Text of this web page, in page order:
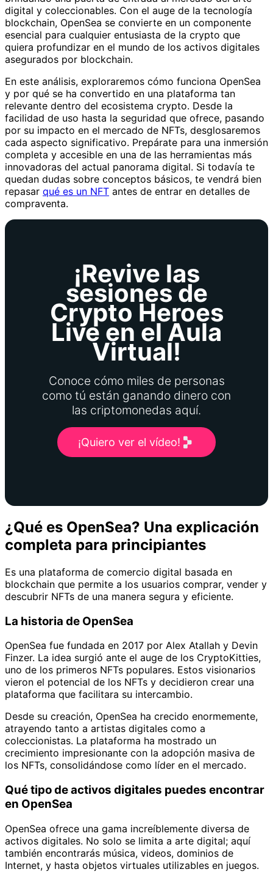
digital y coleccionables. Con el auge de la tecnología
blockchain, OpenSea se convierte en un componente
esencial para cualquier entusiasta de la crypto que
quiera profundizar en el mundo de los activos digitales
asegurados por blockchain.
En este análisis, exploraremos cómo funciona OpenSea
y por qué se ha convertido en una plataforma tan
relevante dentro del ecosistema crypto. Desde la
facilidad de uso hasta la seguridad que ofrece, pasando
por su impacto en el mercado de NFTs, desglosaremos
cada aspecto significativo. Prepárate para una inmersión
completa y accesible en una de las herramientas más
innovadoras del actual panorama digital. Si todavía te
quedan dudas sobre conceptos básicos, te vendrá bien
repasar qué es un NFT antes de entrar en detalles de
compraventa.
¡Revive las
sesiones de
Crypto Heroes
Live en el Aula
Virtual!
Conoce cómo miles de personas
como tú están ganando dinero con
las criptomonedas aquí.
¡Quiero ver el vídeo!
¿Qué es OpenSea? Una explicación
completa para principiantes
Es una plataforma de comercio digital basada en
blockchain que permite a los usuarios comprar, vender y
descubrir NFTs de una manera segura y eficiente.
La historia de OpenSea
OpenSea fue fundada en 2017 por Alex Atallah y Devin
Finzer. La idea surgió ante el auge de los CryptoKitties,
uno de los primeros NFTs populares. Estos visionarios
vieron el potencial de los NFTs y decidieron crear una
plataforma que facilitara su intercambio.
Desde su creación, OpenSea ha crecido enormemente,
atrayendo tanto a artistas digitales como a
coleccionistas. La plataforma ha mostrado un
crecimiento impresionante con la adopción masiva de
los NFTs, consolidándose como líder en el mercado.
Qué tipo de activos digitales puedes encontrar
en OpenSea
OpenSea ofrece una gama increíblemente diversa de
activos digitales. No solo se limita a arte digital; aquí
también encontrarás música, videos, dominios de
Internet, y hasta objetos virtuales utilizables en juegos.